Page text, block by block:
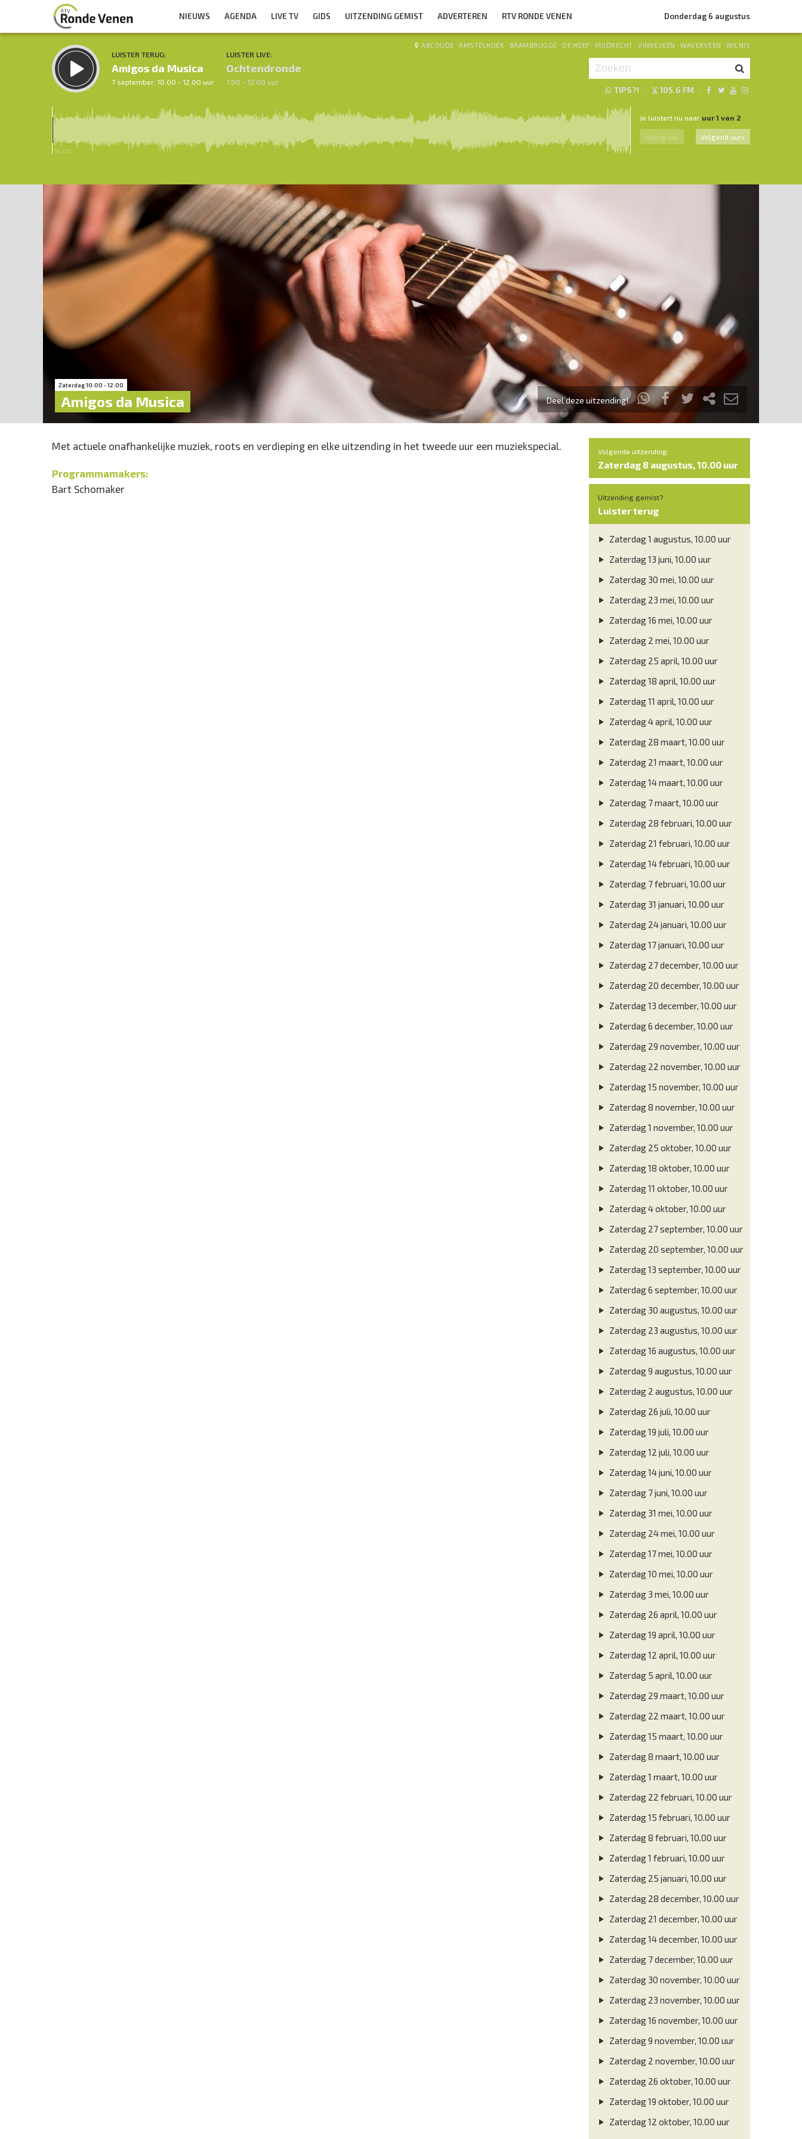
NIEUWS AGENDA LIVE TV GIDS UITZENDING GEMIST ADVERTEREN RTV RONDE VENEN Donderdag 6 augustus
LUISTER TERUG:
Amigos da Musica
7 september, 10.00 - 12.00 uur
LUISTER LIVE:
Ochtendronde
7.00 - 12.00 uur
ABCOUDE · AMSTELHOEK · BAAMBRUGGE · DE HOEF · MIJDRECHT · VINKEVEEN · WAVERVEEN · WILNIS
TIPS?! · 105.6 FM ·
10.00 11.00
Je luistert nu naar uur 1 van 2
«Vorig uur Volgend uur»
Zaterdag 10:00 - 12:00
Amigos da Musica Deel deze uitzending!
Met actuele onafhankelijke muziek, roots en verdieping en elke uitzending in het tweede uur een muziekspecial.
Programmamakers:
Bart Schomaker
Volgende uitzending:
Zaterdag 8 augustus, 10.00 uur
Uitzending gemist?
Luister terug
Zaterdag 1 augustus, 10.00 uur
Zaterdag 13 juni, 10.00 uur
Zaterdag 30 mei, 10.00 uur
Zaterdag 23 mei, 10.00 uur
Zaterdag 16 mei, 10.00 uur
Zaterdag 2 mei, 10.00 uur
Zaterdag 25 april, 10.00 uur
Zaterdag 18 april, 10.00 uur
Zaterdag 11 april, 10.00 uur
Zaterdag 4 april, 10.00 uur
Zaterdag 28 maart, 10.00 uur
Zaterdag 21 maart, 10.00 uur
Zaterdag 14 maart, 10.00 uur
Zaterdag 7 maart, 10.00 uur
Zaterdag 28 februari, 10.00 uur
Zaterdag 21 februari, 10.00 uur
Zaterdag 14 februari, 10.00 uur
Zaterdag 7 februari, 10.00 uur
Zaterdag 31 januari, 10.00 uur
Zaterdag 24 januari, 10.00 uur
Zaterdag 17 januari, 10.00 uur
Zaterdag 27 december, 10.00 uur
Zaterdag 20 december, 10.00 uur
Zaterdag 13 december, 10.00 uur
Zaterdag 6 december, 10.00 uur
Zaterdag 29 november, 10.00 uur
Zaterdag 22 november, 10.00 uur
Zaterdag 15 november, 10.00 uur
Zaterdag 8 november, 10.00 uur
Zaterdag 1 november, 10.00 uur
Zaterdag 25 oktober, 10.00 uur
Zaterdag 18 oktober, 10.00 uur
Zaterdag 11 oktober, 10.00 uur
Zaterdag 4 oktober, 10.00 uur
Zaterdag 27 september, 10.00 uur
Zaterdag 20 september, 10.00 uur
Zaterdag 13 september, 10.00 uur
Zaterdag 6 september, 10.00 uur
Zaterdag 30 augustus, 10.00 uur
Zaterdag 23 augustus, 10.00 uur
Zaterdag 16 augustus, 10.00 uur
Zaterdag 9 augustus, 10.00 uur
Zaterdag 2 augustus, 10.00 uur
Zaterdag 26 juli, 10.00 uur
Zaterdag 19 juli, 10.00 uur
Zaterdag 12 juli, 10.00 uur
Zaterdag 14 juni, 10.00 uur
Zaterdag 7 juni, 10.00 uur
Zaterdag 31 mei, 10.00 uur
Zaterdag 24 mei, 10.00 uur
Zaterdag 17 mei, 10.00 uur
Zaterdag 10 mei, 10.00 uur
Zaterdag 3 mei, 10.00 uur
Zaterdag 26 april, 10.00 uur
Zaterdag 19 april, 10.00 uur
Zaterdag 12 april, 10.00 uur
Zaterdag 5 april, 10.00 uur
Zaterdag 29 maart, 10.00 uur
Zaterdag 22 maart, 10.00 uur
Zaterdag 15 maart, 10.00 uur
Zaterdag 8 maart, 10.00 uur
Zaterdag 1 maart, 10.00 uur
Zaterdag 22 februari, 10.00 uur
Zaterdag 15 februari, 10.00 uur
Zaterdag 8 februari, 10.00 uur
Zaterdag 1 februari, 10.00 uur
Zaterdag 25 januari, 10.00 uur
Zaterdag 28 december, 10.00 uur
Zaterdag 21 december, 10.00 uur
Zaterdag 14 december, 10.00 uur
Zaterdag 7 december, 10.00 uur
Zaterdag 30 november, 10.00 uur
Zaterdag 23 november, 10.00 uur
Zaterdag 16 november, 10.00 uur
Zaterdag 9 november, 10.00 uur
Zaterdag 2 november, 10.00 uur
Zaterdag 26 oktober, 10.00 uur
Zaterdag 19 oktober, 10.00 uur
Zaterdag 12 oktober, 10.00 uur